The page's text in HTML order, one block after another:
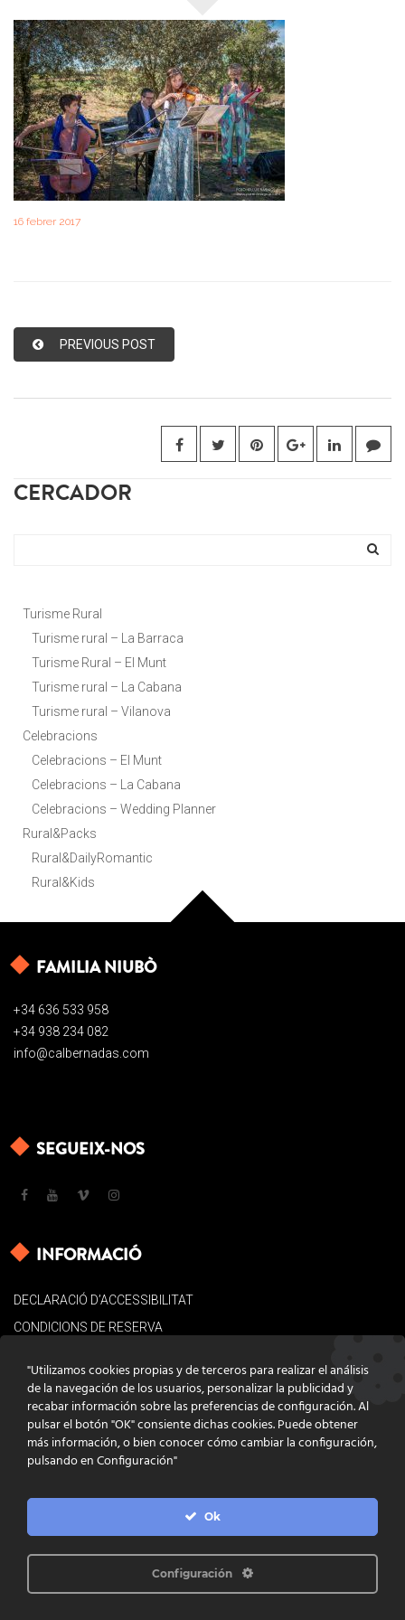
16 febrer 2017
PREVIOUS POST
CERCADOR
Turisme Rural
Turisme rural – La Barraca
Turisme Rural – El Munt
Turisme rural – La Cabana
Turisme rural – Vilanova
Celebracions
Celebracions – El Munt
Celebracions – La Cabana
Celebracions – Wedding Planner
Rural&Packs
Rural&DailyRomantic
Rural&Kids
FAMILIA NIUBÒ
+34 636 533 958
+34 938 234 082
info@calbernadas.com
SEGUEIX-NOS
INFORMACIÓ
DECLARACIÓ D’ACCESSIBILITAT
CONDICIONS DE RESERVA
POLÍTICA DE COOKIES
CONTACTE
PROGRAMACIÓ INFOACTIVA'T
"Utilizamos cookies propias y de terceros para realizar el análisis
de la navegación de los usuarios, personalizar la publicidad y
recabar información sobre las preferencias de configuración. Al
pulsar el botón "OK" consiente dichas cookies. Puede obtener
más información, o bien conocer cómo cambiar la configuración,
pulsando en Configuración"
Ok
Configuración